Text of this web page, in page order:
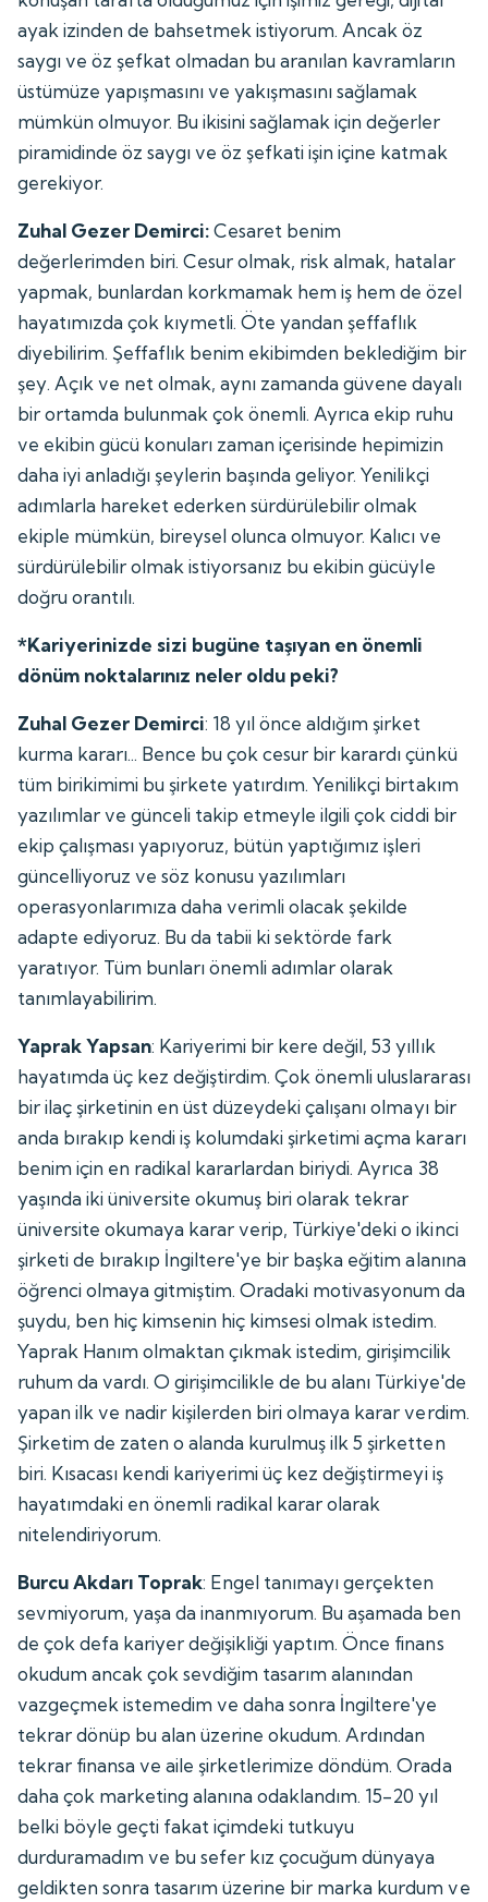
ayak izinden de bahsetmek istiyorum. Ancak öz
saygı ve öz şefkat olmadan bu aranılan kavramların
üstümüze yapışmasını ve yakışmasını sağlamak
mümkün olmuyor. Bu ikisini sağlamak için değerler
piramidinde öz saygı ve öz şefkati işin içine katmak
gerekiyor.
Zuhal Gezer Demirci:Cesaret benim
değerlerimden biri. Cesur olmak, risk almak, hatalar
yapmak, bunlardan korkmamak hem iş hem de özel
hayatımızda çok kıymetli. Öte yandan şeffaflık
diyebilirim. Şeffaflık benim ekibimden beklediğim bir
şey. Açık ve net olmak, aynı zamanda güvene dayalı
bir ortamda bulunmak çok önemli. Ayrıca ekip ruhu
ve ekibin gücü konuları zaman içerisinde hepimizin
daha iyi anladığı şeylerin başında geliyor. Yenilikçi
adımlarla hareket ederken sürdürülebilir olmak
ekiple mümkün, bireysel olunca olmuyor. Kalıcı ve
sürdürülebilir olmak istiyorsanız bu ekibin gücüyle
doğru orantılı.
*Kariyerinizde sizi bugüne taşıyan en önemli
dönüm noktalarınız neler oldu peki?
Zuhal Gezer Demirci: 18 yıl önce aldığım şirket
kurma kararı... Bence bu çok cesur bir karardı çünkü
tüm birikimimi bu şirkete yatırdım. Yenilikçi birtakım
yazılımlar ve günceli takip etmeyle ilgili çok ciddi bir
ekip çalışması yapıyoruz, bütün yaptığımız işleri
güncelliyoruz ve söz konusu yazılımları
operasyonlarımıza daha verimli olacak şekilde
adapte ediyoruz. Bu da tabii ki sektörde fark
yaratıyor. Tüm bunları önemli adımlar olarak
tanımlayabilirim.
Yaprak Yapsan: Kariyerimi bir kere değil, 53 yıllık
hayatımda üç kez değiştirdim. Çok önemli uluslararası
bir ilaç şirketinin en üst düzeydeki çalışanı olmayı bir
anda bırakıp kendi iş kolumdaki şirketimi açma kararı
benim için en radikal kararlardan biriydi. Ayrıca 38
yaşında iki üniversite okumuş biri olarak tekrar
üniversite okumaya karar verip, Türkiye'deki o ikinci
şirketi de bırakıp İngiltere'ye bir başka eğitim alanına
öğrenci olmaya gitmiştim. Oradaki motivasyonum da
şuydu, ben hiç kimsenin hiç kimsesi olmak istedim.
Yaprak Hanım olmaktan çıkmak istedim, girişimcilik
ruhum da vardı. O girişimcilikle de bu alanı Türkiye'de
yapan ilk ve nadir kişilerden biri olmaya karar verdim.
Şirketim de zaten o alanda kurulmuş ilk 5 şirketten
biri. Kısacası kendi kariyerimi üç kez değiştirmeyi iş
hayatımdaki en önemli radikal karar olarak
nitelendiriyorum.
Burcu Akdarı Toprak: Engel tanımayı gerçekten
sevmiyorum, yaşa da inanmıyorum. Bu aşamada ben
de çok defa kariyer değişikliği yaptım. Önce finans
okudum ancak çok sevdiğim tasarım alanından
vazgeçmek istemedim ve daha sonra İngiltere'ye
tekrar dönüp bu alan üzerine okudum. Ardından
tekrar finansa ve aile şirketlerimize döndüm. Orada
daha çok marketing alanına odaklandım. 15-20 yıl
belki böyle geçti fakat içimdeki tutkuyu
durduramadım ve bu sefer kız çocuğum dünyaya
geldikten sonra tasarım üzerine bir marka kurdum ve